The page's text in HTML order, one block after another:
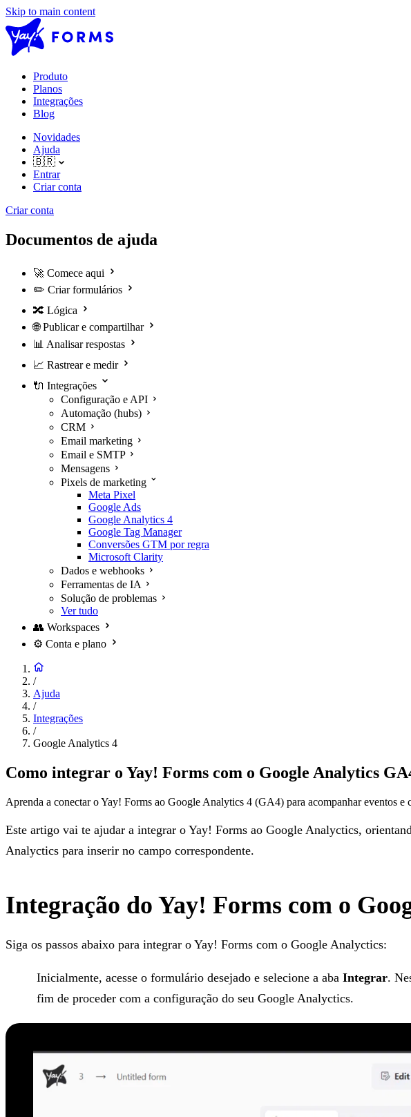
Skip to main content
Produto
Planos
Integrações
Blog
Novidades
Ajuda
🇧🇷
Entrar
Criar conta
Criar conta
Documentos de ajuda
🚀 Comece aqui
✏️ Criar formulários
🔀 Lógica
🌐 Publicar e compartilhar
📊 Analisar respostas
📈 Rastrear e medir
🔌 Integrações
Configuração e API
Automação (hubs)
CRM
Email marketing
Email e SMTP
Mensagens
Pixels de marketing
Meta Pixel
Google Ads
Google Analytics 4
Google Tag Manager
Conversões GTM por regra
Microsoft Clarity
Dados e webhooks
Ferramentas de IA
Solução de problemas
Ver tudo
👥 Workspaces
⚙️ Conta e plano
/
Ajuda
/
Integrações
/
Google Analytics 4
Como integrar o Yay! Forms com o Google Analytics
Aprenda a conectar o Yay! Forms ao Google Analytics 4 (GA4) para acompanhar eventos
Este artigo vai te ajudar a integrar o Yay! Forms ao Google Analyctics,
Analyctics para inserir no campo correspondente.
Integração do Yay! Forms com o
Siga os passos abaixo para integrar o Yay! Forms com o Google Analyctics:
Inicialmente, acesse o formulário desejado e selecione a abaIntegrar.
fim de proceder com a configuração do seu Google Analyctics.